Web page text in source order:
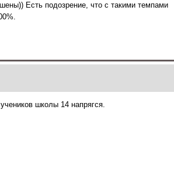
Есть подозрение, что с такими темпами
школы 14 напрягся.